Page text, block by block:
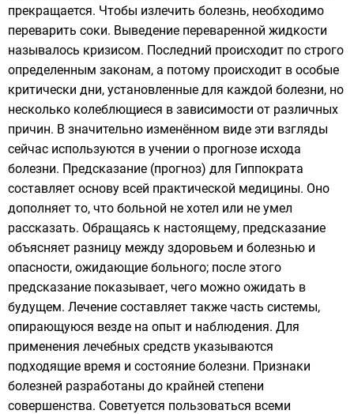
прекращается. Чтобы излечить болезнь, необходимо
переварить соки. Выведение переваренной жидкости
называлось кризисом. Последний происходит по строго
определенным законам, а потому происходит в особые
критически дни, установленные для каждой болезни, но
несколько колеблющиеся в зависимости от различных
причин. В значительно изменённом виде эти взгляды
сейчас используются в учении о прогнозе исхода
болезни. Предсказание (прогноз) для Гиппократа
составляет основу всей практической медицины. Оно
дополняет то, что больной не хотел или не умел
рассказать. Обращаясь к настоящему, предсказание
объясняет разницу между здоровьем и болезнью и
опасности, ожидающие больного; после этого
предсказание показывает, чего можно ожидать в
будущем. Лечение составляет также часть системы,
опирающуюся везде на опыт и наблюдения. Для
применения лечебных средств указываются
подходящие время и состояние болезни. Признаки
болезней разработаны до крайней степени
совершенства. Советуется пользоваться всеми